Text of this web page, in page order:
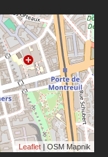
Leaflet | OSM Mapnik